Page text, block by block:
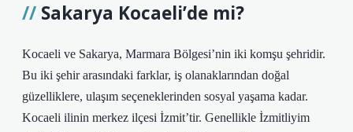
Sakarya Kocaeli’de mi?
Kocaeli ve Sakarya, Marmara Bölgesi’nin iki komşu şehridir.
Bu iki şehir arasındaki farklar, iş olanaklarından doğal
güzelliklere, ulaşım seçeneklerinden sosyal yaşama kadar.
Kocaeli ilinin merkez ilçesi İzmit’tir. Genellikle İzmitliyim